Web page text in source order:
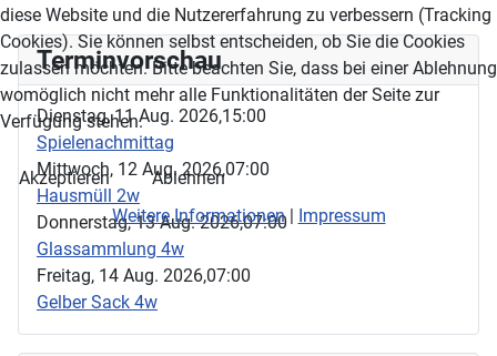
Terminvorschau
Dienstag, 11 Aug. 2026,15:00
Spielenachmittag
Mittwoch, 12 Aug. 2026,07:00
Hausmüll 2w
Donnerstag, 13 Aug. 2026,07:00
Glassammlung 4w
Freitag, 14 Aug. 2026,07:00
Gelber Sack 4w
diese Website und die Nutzererfahrung zu verbessern (Tracking
Cookies). Sie können selbst entscheiden, ob Sie die Cookies
zulassen möchten. Bitte beachten Sie, dass bei einer Ablehnung
womöglich nicht mehr alle Funktionalitäten der Seite zur
Verfügung stehen.
Akzeptieren
Ablehnen
Weitere Informationen| Impressum